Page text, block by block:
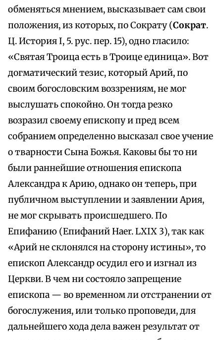
обменяться мнением, высказывает сам свои
положения, из которых, по Сократу (Сократ.
Ц. История I, 5. рус. пер. 15), одно гласило:
«Святая Троица есть в Троице единица». Вот
догматический тезис, который Арий, по
своим богословским воззрениям, не мог
выслушать спокойно. Он тогда резко
возразил своему епископу и пред всем
собранием определенно высказал свое учение
о тварности Сына Божья. Каковы бы то ни
были раннейшие отношения епископа
Александра к Арию, однако он теперь, при
публичном выступлении и заявлении Ария,
не мог скрывать происшедшего. По
Епифанию (Епифаний Haer. LXIX 3), так как
«Арий не склонялся на сторону истины», то
епископ Александр осудил его и изгнал из
Церкви. В чем ни состояло запрещение
епископа — во временном ли отстранении от
богослужения, или только проповеди, для
дальнейшего хода дела важен результат от